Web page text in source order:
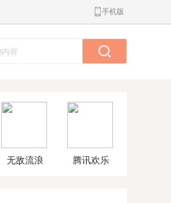
手机版
无敌流浪 腾讯欢乐